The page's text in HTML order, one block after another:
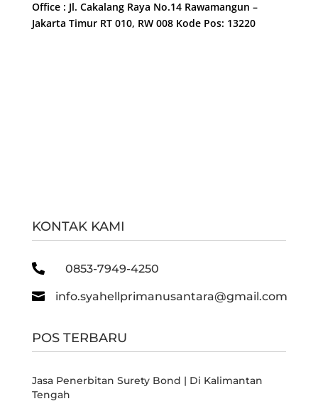
Office : Jl. Cakalang Raya No.14 Rawamangun –
Jakarta Timur RT 010, RW 008 Kode Pos: 13220
KONTAK KAMI
 0853-7949-4250
 info.syahellprimanusantara@gmail.com
POS TERBARU
Jasa Penerbitan Surety Bond | Di Kalimantan
Tengah